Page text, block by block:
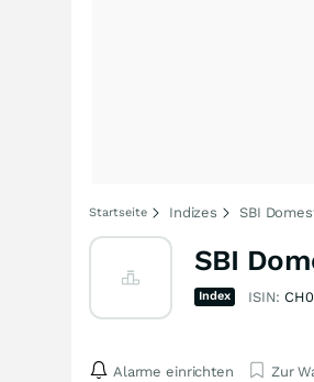
Startseite Indizes SBI
SBI
Index ISIN:
Alarme einrichten Zur